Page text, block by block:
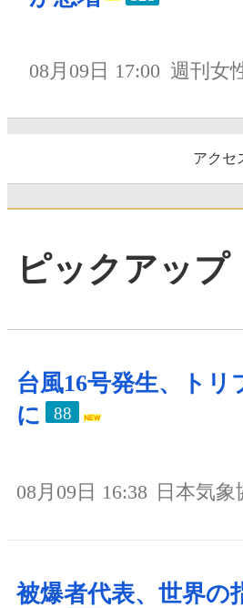
08月09日 17:00 週刊女
アクセ
ピックアップ
台風16号発生、トリ
に
88
08月09日 16:38 日本気象
被爆者代表、世界の